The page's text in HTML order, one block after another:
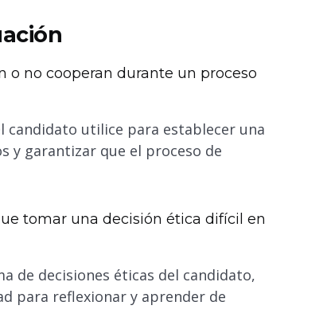
o no cooperan durante un proceso
candidato utilice para establecer una
y garantizar que el proceso de
tomar una decisión ética difícil en
de decisiones éticas del candidato,
para reflexionar y aprender de